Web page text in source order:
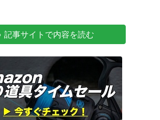
記事サイトで内容を読む